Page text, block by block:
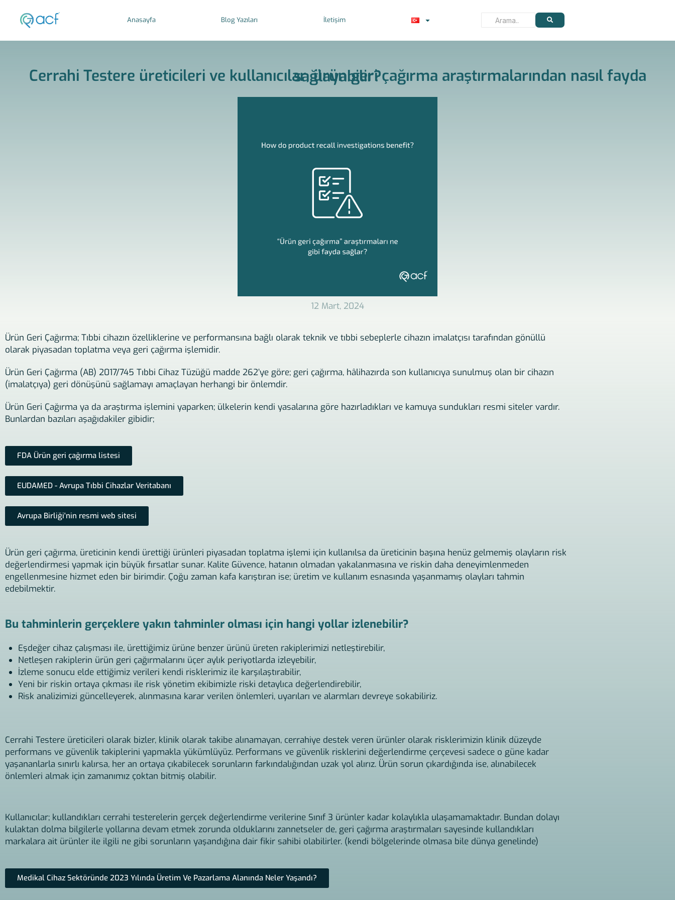
Anasayfa Blog Yazıları İletişim
Cerrahi Testere üreticileri ve kullanıcılar, ürün geri çağırma araştırmalarından nasıl fayda sağlayabilir?
12 Mart, 2024
Ürün Geri Çağırma; Tıbbi cihazın özelliklerine ve performansına bağlı olarak teknik ve tıbbi sebeplerle cihazın imalatçısı tarafından gönüllü
olarak piyasadan toplatma veya geri çağırma işlemidir.
Ürün Geri Çağırma (AB) 2017/745 Tıbbi Cihaz Tüzüğü madde 262’ye göre; geri çağırma, hâlihazırda son kullanıcıya sunulmuş olan bir cihazın
(imalatçıya) geri dönüşünü sağlamayı amaçlayan herhangi bir önlemdir.
Ürün Geri Çağırma ya da araştırma işlemini yaparken; ülkelerin kendi yasalarına göre hazırladıkları ve kamuya sundukları resmi siteler vardır.
Bunlardan bazıları aşağıdakiler gibidir;
FDA Ürün geri çağırma listesi
EUDAMED - Avrupa Tıbbi Cihazlar Veritabanı
Avrupa Birliği'nin resmi web sitesi
Ürün geri çağırma, üreticinin kendi ürettiği ürünleri piyasadan toplatma işlemi için kullanılsa da üreticinin başına henüz gelmemiş olayların risk
değerlendirmesi yapmak için büyük fırsatlar sunar. Kalite Güvence, hatanın olmadan yakalanmasına ve riskin daha deneyimlenmeden
engellenmesine hizmet eden bir birimdir. Çoğu zaman kafa karıştıran ise; üretim ve kullanım esnasında yaşanmamış olayları tahmin
edebilmektir.
Bu tahminlerin gerçeklere yakın tahminler olması için hangi yollar izlenebilir?
Eşdeğer cihaz çalışması ile, ürettiğimiz ürüne benzer ürünü üreten rakiplerimizi netleştirebilir,
Netleşen rakiplerin ürün geri çağırmalarını üçer aylık periyotlarda izleyebilir,
İzleme sonucu elde ettiğimiz verileri kendi risklerimiz ile karşılaştırabilir,
Yeni bir riskin ortaya çıkması ile risk yönetim ekibimizle riski detaylıca değerlendirebilir,
Risk analizimizi güncelleyerek, alınmasına karar verilen önlemleri, uyarıları ve alarmları devreye sokabiliriz.
Cerrahi Testere üreticileri olarak bizler, klinik olarak takibe alınamayan, cerrahiye destek veren ürünler olarak risklerimizin klinik düzeyde
performans ve güvenlik takiplerini yapmakla yükümlüyüz. Performans ve güvenlik risklerini değerlendirme çerçevesi sadece o güne kadar
yaşananlarla sınırlı kalırsa, her an ortaya çıkabilecek sorunların farkındalığından uzak yol alırız. Ürün sorun çıkardığında ise, alınabilecek
önlemleri almak için zamanımız çoktan bitmiş olabilir.
Kullanıcılar; kullandıkları cerrahi testerelerin gerçek değerlendirme verilerine Sınıf 3 ürünler kadar kolaylıkla ulaşamamaktadır. Bundan dolayı
kulaktan dolma bilgilerle yollarına devam etmek zorunda olduklarını zannetseler de, geri çağırma araştırmaları sayesinde kullandıkları
markalara ait ürünler ile ilgili ne gibi sorunların yaşandığına dair fikir sahibi olabilirler. (kendi bölgelerinde olmasa bile dünya genelinde)
Medikal Cihaz Sektöründe 2023 Yılında Üretim Ve Pazarlama Alanında Neler Yaşandı?